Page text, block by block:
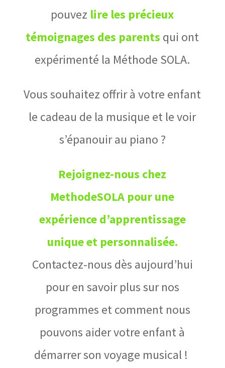
pouvez lire les précieux
témoignages des parents qui ont
expérimenté la Méthode SOLA.
Vous souhaitez offrir à votre enfant
le cadeau de la musique et le voir
s’épanouir au piano ?
Rejoignez-nous chez
MethodeSOLA pour une
expérience d’apprentissage
unique et personnalisée.
Contactez-nous dès aujourd’hui
pour en savoir plus sur nos
programmes et comment nous
pouvons aider votre enfant à
démarrer son voyage musical !